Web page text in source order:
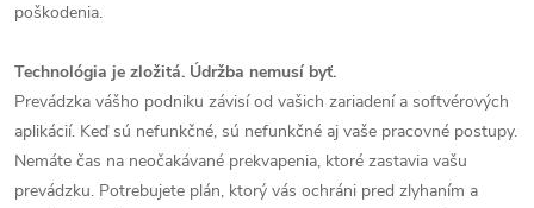
poškodenia.
Technológia je zložitá. Údržba nemusí byť.
Prevádzka vášho podniku závisí od vašich zariadení a softvérových
aplikácií. Keď sú nefunkčné, sú nefunkčné aj vaše pracovné postupy.
Nemáte čas na neočakávané prekvapenia, ktoré zastavia vašu
prevádzku. Potrebujete plán, ktorý vás ochráni pred zlyhaním a